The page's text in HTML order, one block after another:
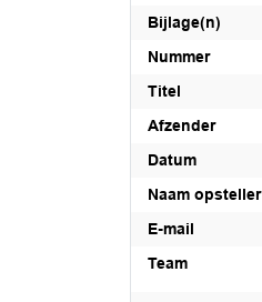
Bijlage(n)
Nummer
Titel
Afzender
Datum
Naam opsteller
E-mail
Team